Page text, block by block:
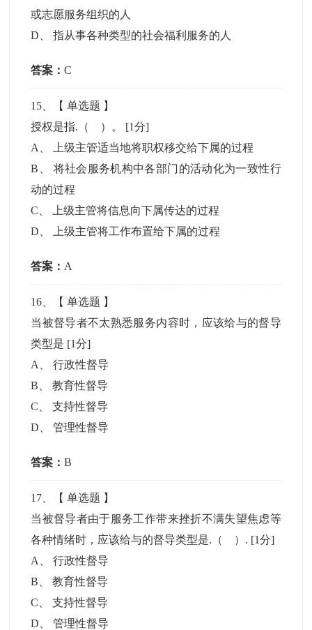
或志愿服务组织的人
D 、指从事各种类型的社会福利服务的人
答案：C
15 、【单选题 】
授权是指.（ ）。 [1分]
A
上级主管适当地将职权移交给下属的过程
B
将社会服务机构中各部门的活动化为一致性行
动的过程
C
上级主管将信息向下属传达的过程
D
上级主管将工作布置给下属的过程
答案： A
16 、【单选题 】
当被督导者不太熟悉服务内容时，应该给与的督导
类型是 [1分]
A
、行政性督导
B 、教育性督导
C 、支持性督导
D 、管理性督导
答案：B
17 、【单选题 】
当被督导者由于服务工作带来挫折不满失望焦虑等
各种情绪时，应该给与的督导类型是.（ ）. [1分]
A
、行政性督导
B 、教育性督导
C 、支持性督导
D 、管理性督导